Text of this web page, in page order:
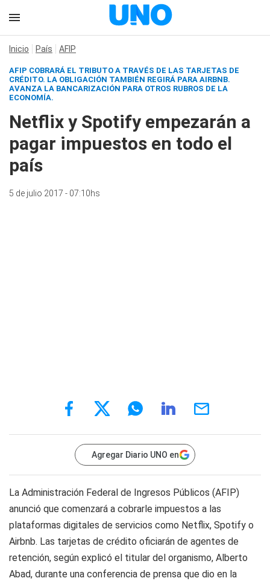
Inicio País AFIP
AFIP COBRARÁ EL TRIBUTO A TRAVÉS DE LAS TARJETAS DE
CRÉDITO. LA OBLIGACIÓN TAMBIÉN REGIRÁ PARA AIRBNB.
AVANZA LA BANCARIZACIÓN PARA OTROS RUBROS DE LA
ECONOMÍA.
Netflix y Spotify empezarán a
pagar impuestos en todo el
país
5 de julio 2017 - 07:10hs
Agregar Diario UNO en
La Administración Federal de Ingresos Públicos (AFIP)
anunció que comenzará a cobrarle impuestos a las
plataformas digitales de servicios como Netflix, Spotify o
Airbnb. Las tarjetas de crédito oficiarán de agentes de
retención, según explicó el titular del organismo, Alberto
Abad, durante una conferencia de prensa que dio en la